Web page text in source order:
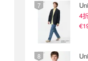
4